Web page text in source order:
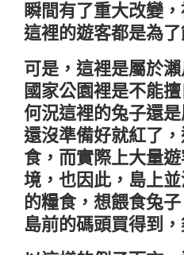
瞬間有了重大改變
這裡的遊客都是為
可是，這裡是屬於
國家公園裡是不能
何況這裡的兔子還
還沒準備好就紅了
食，而實際上大量
境，也因此，島上
的糧食，想餵食兔
島前的碼頭買得到，